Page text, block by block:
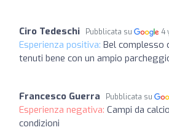
Ciro Tedeschi Pubblicata su 4
Esperienza positiva: Bel complesso
tenuti bene con un ampio
Francesco Guerra Pubblicata su
Esperienza negativa: Campi da
condizioni